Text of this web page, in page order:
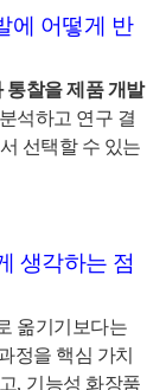
에 어떻게 반
통찰을 제품 개발
석하고 연구 결
선택할 수 있는
생각하는 점
옮기기보다는
정을 핵심 가치
, 기능성 화장품